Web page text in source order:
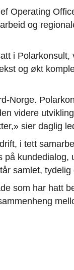
Operating
og
i
og økt
Norge.
videre
sier daglig
i tett
kundedialog,
samlet,
som har hatt